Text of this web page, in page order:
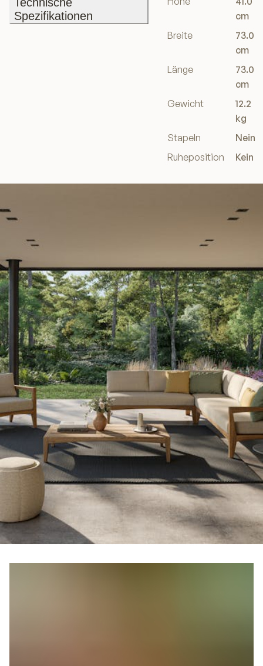
Spezifikationen
cm
Breite
73.0
cm
Länge
73.0
cm
Gewicht
12.2
kg
Stapeln
Nein
Ruheposition
Kein